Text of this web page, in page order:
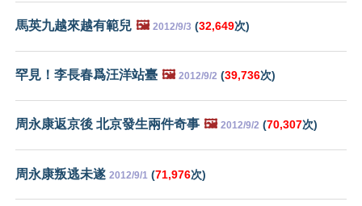
馬英九越來越有範兒 🖼️ 2012/9/3 (32,649次)
罕見！李長春爲汪洋站臺 🖼️ 2012/9/2 (39,736次)
周永康返京後 北京發生兩件奇事 🖼️ 2012/9/2 (70,307次)
周永康叛逃未遂 2012/9/1 (71,976次)